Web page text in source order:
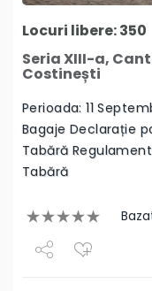
Locuri libere: 350
Seria XIII-a,
Costinești
Perioada: 11
Bagaje Declarație
Tabără
Tabără